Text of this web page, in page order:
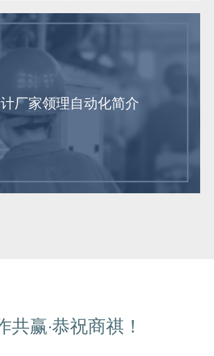
厂家领理自动化简介
共赢·恭祝商祺！